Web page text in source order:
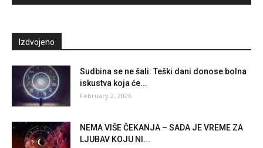
Izdvojeno
Sudbina se ne šali: Teški dani donose bolna
iskustva koja će...
February 2, 2026
NEMA VIŠE ČEKANJA – SADA JE VREME ZA
LJUBAV KOJU NI...